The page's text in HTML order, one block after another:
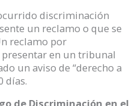
discriminación
un reclamo o que se
reclamo por
en un tribunal
un aviso de “derecho a
días.